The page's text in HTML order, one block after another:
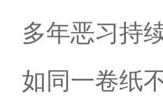
多年恶习持
如同一卷纸